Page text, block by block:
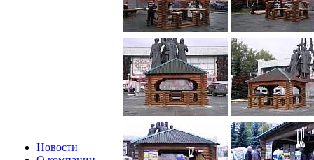
Новости